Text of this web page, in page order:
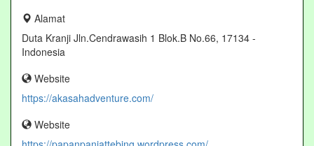
Alamat
Duta Kranji Jln.Cendrawasih 1 Blok.B No.66, 17134 -
Indonesia
Website
https://akasahadventure.com/
Website